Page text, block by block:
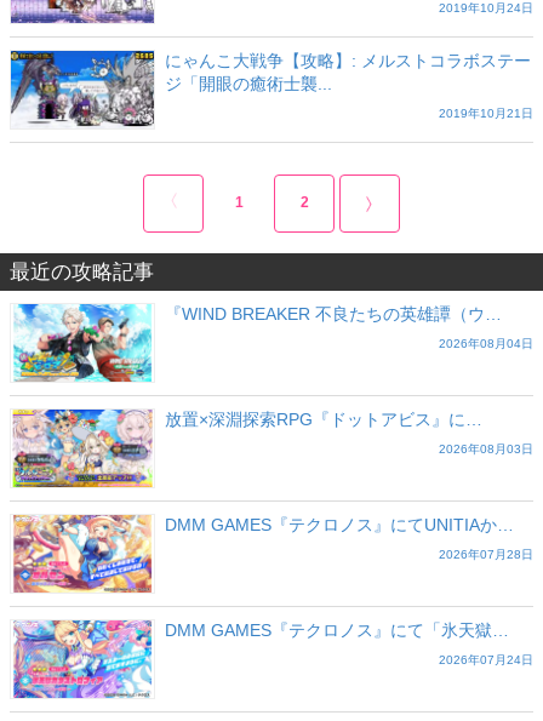
2019年10月24日
にゃんこ大戦争【攻略】: メルストコラボステー
ジ「開眼の癒術士襲...
2019年10月21日
1 2
最近の攻略記事
『WIND BREAKER 不良たちの英雄譚（ウ…
2026年08月04日
放置×深淵探索RPG『ドットアビス』に…
2026年08月03日
DMM GAMES『テクロノス』にてUNITIAか…
2026年07月28日
DMM GAMES『テクロノス』にて「氷天獄…
2026年07月24日